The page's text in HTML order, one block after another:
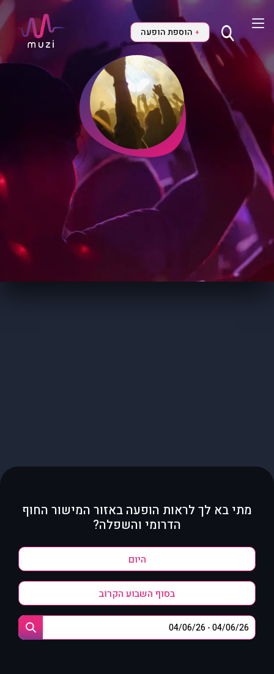
+ הוספת הופעה
מתי בא לך לראות הופעה באזור המישור החוף
הדרומי והשפלה?
היום
בסוף השבוע הקרוב